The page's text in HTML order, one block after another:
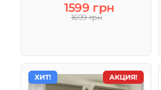
1599 грн
1699 грн
АКЦИЯ!
ХИТ!